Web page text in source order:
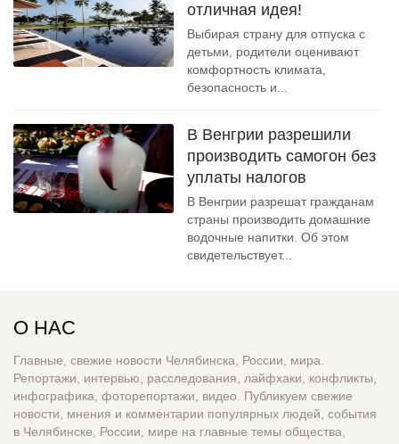
отличная идея!
Выбирая страну для отпуска с
детьми, родители оценивают
комфортность климата,
безопасность и...
В Венгрии разрешили
производить самогон без
уплаты налогов
В Венгрии разрешат гражданам
страны производить домашние
водочные напитки. Об этом
свидетельствует...
О НАС
Главные, свежие новости Челябинска, России, мира.
Репортажи, интервью, расследования, лайфхаки, конфликты,
инфографика, фоторепортажи, видео. Публикуем свежие
новости, мнения и комментарии популярных людей, события
в Челябинске, России, мире на главные темы общества,